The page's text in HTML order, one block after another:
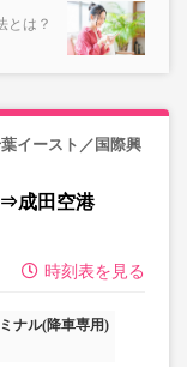
とは？
イースト／国際興
成田空港
時刻表を見る
ナル(降車専用)